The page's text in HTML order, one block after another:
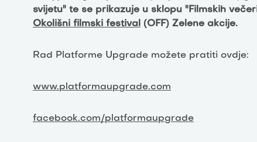
svijetu" te se prikazuje u sklopu "Filmskih
Okolišni filmski festival (OFF) Zelene akcije.
Rad Platforme Upgrade možete pratiti ovdje:
www.platformaupgrade.com
facebook.com/platformaupgrade